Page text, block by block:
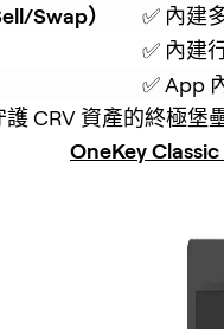
Swap）
✅ 內建
✅ 內建
✅ App
CRV 資產的終極堡
OneKey Classic